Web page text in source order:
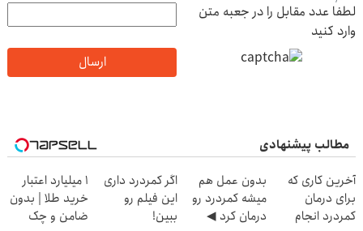
لطفا عدد مقابل را در جعبه متن
وارد کنید
ارسال
مطالب پیشنهادی
آخرین کاری که
برای درمان
کمردرد انجام
بدون عمل هم
میشه کمردرد رو
درمان کرد ◀
اگر کمردرد داری
این فیلم رو
ببین!
۱ میلیارد اعتبار
خرید طلا | بدون
ضامن و چک